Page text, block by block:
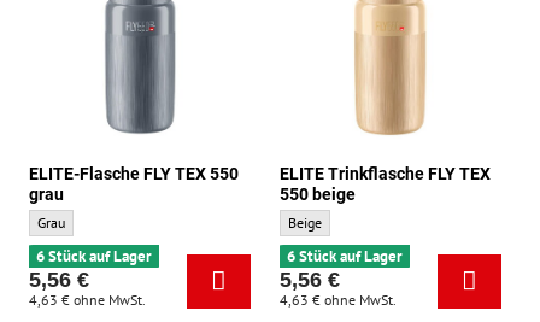
ELITE-Flasche FLY TEX 550
grau
ELITE-Flasche FLY TEX 550 grau - Grundfarbe:
Grau
6 Stück auf Lager
5,56 €
4,63 € ohne MwSt.
ELITE Trinkflasche FLY TEX
550 beige
ELITE Trinkflasche FLY TEX 550 beige -
Beige
6 Stück auf Lager
5,56 €
4,63 € ohne MwSt.